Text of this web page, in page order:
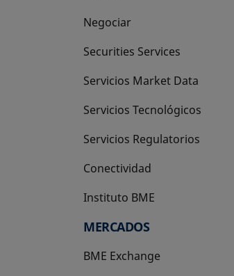
Negociar
Securities Services
Servicios Market Data
Servicios Tecnológicos
Servicios Regulatorios
Conectividad
Instituto BME
se abre en una pestaña nueva
MERCADOS
BME Exchange